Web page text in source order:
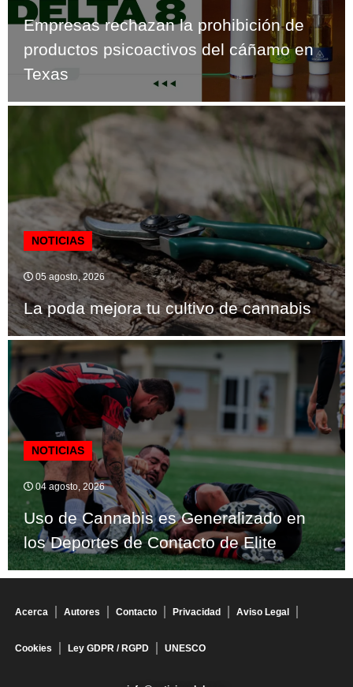
Empresas rechazan la prohibición de
productos psicoactivos del cáñamo en
Texas
NOTICIAS
05 agosto, 2026
La poda mejora tu cultivo de cannabis
NOTICIAS
04 agosto, 2026
Uso de Cannabis es Generalizado en
los Deportes de Contacto de Elite
Acerca Autores Contacto Privacidad Aviso Legal
Cookies Ley GDPR / RGPD UNESCO